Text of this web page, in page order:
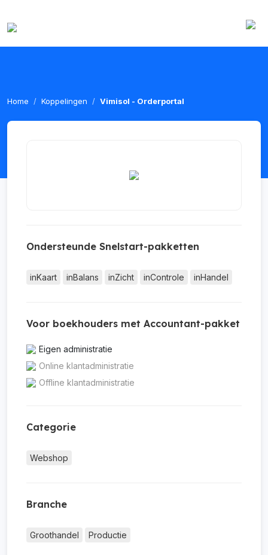
Home Koppelingen Vimisol - Orderportal
Ondersteunde Snelstart-pakketten
inKaart inBalans inZicht inControle inHandel
Voor boekhouders met Accountant-pakket
Eigen administratie
Online klantadministratie
Offline klantadministratie
Categorie
Webshop
Branche
Groothandel Productie